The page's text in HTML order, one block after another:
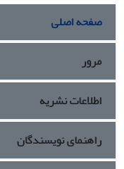
صفحه اصلی
مرور
اطلاعات نشریه
راهنمای نویسندگان